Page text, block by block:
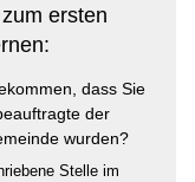
ersten
dass Sie
der
wurden?
Stelle im